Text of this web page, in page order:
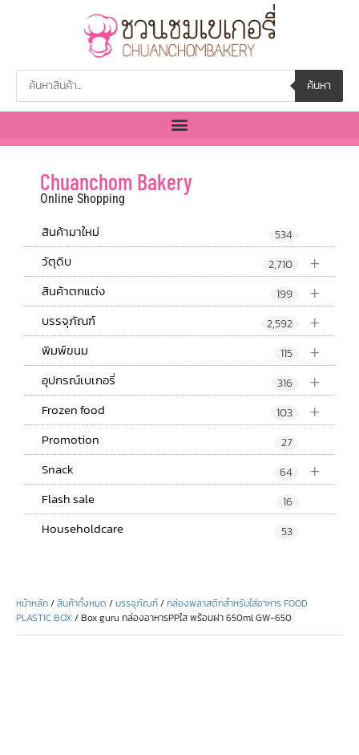
ค้นหา
Chuanchom Bakery
Online Shopping
สินค้ามาใหม่ 534
+
วัตุดิบ 2,710
+
สินค้าตกแต่ง 199
+
บรรจุภัณฑ์ 2,592
+
พิมพ์ขนม 115
+
อุปกรณ์เบเกอรี่ 316
+
Frozen food 103
Promotion 27
+
Snack 64
Flash sale 16
Householdcare 53
หน้าหลัก/สินค้าทั้งหมด /บรรจุภัณฑ์/กล่องพลาสติกสำหรับใส่อาหาร FOOD
PLASTIC BOX / Box guru กล่องอาหารPPใส พร้อมฝา 650ml GW-650